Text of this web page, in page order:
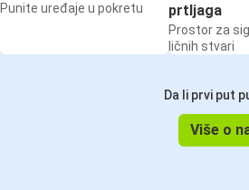
Punite uređaje u pokretu
prtljaga
Prostor za
ličnih stvari
Da li prvi put
Više o